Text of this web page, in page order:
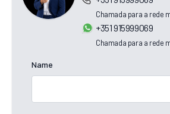
Chamada para a rede
+351 915999069
Chamada para a rede
Name